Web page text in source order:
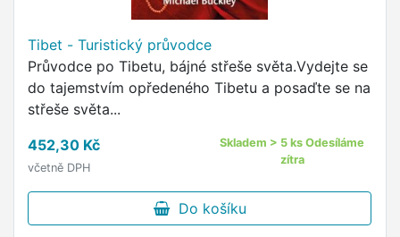
Tibet - Turistický průvodce
Průvodce po Tibetu, bájné střeše světa.Vydejte se
do tajemstvím opředeného Tibetu a posaďte se na
střeše světa...
452,30 Kč
včetně DPH
Skladem > 5 ks Odesíláme
zítra
Do košíku